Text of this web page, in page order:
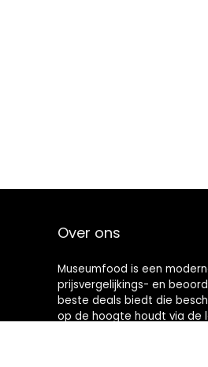
Over ons
Museumfood is een
prijsvergelijkings- en
beste deals biedt die
op de hoogte houdt via de